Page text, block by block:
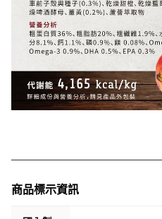
商品標示資訊